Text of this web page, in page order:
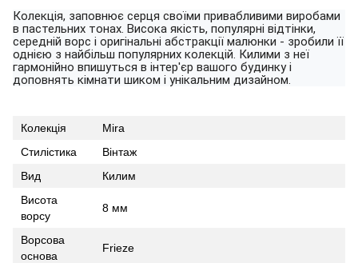
Колекція, заповнює серця своїми привабливими виробами
в пастельних тонах. Висока якість, популярні відтінки,
середній ворс і оригінальні абстракції малюнки - зробили її
однією з найбільш популярних колекцій. Килими з неї
гармонійно впишуться в інтер'єр вашого будинку і
доповнять кімнати шиком і унікальним дизайном.
Колекція
Mira
Cтилістика
Вінтаж
Вид
Килим
Висота
ворсу
8 мм
Ворсова
основа
Frieze